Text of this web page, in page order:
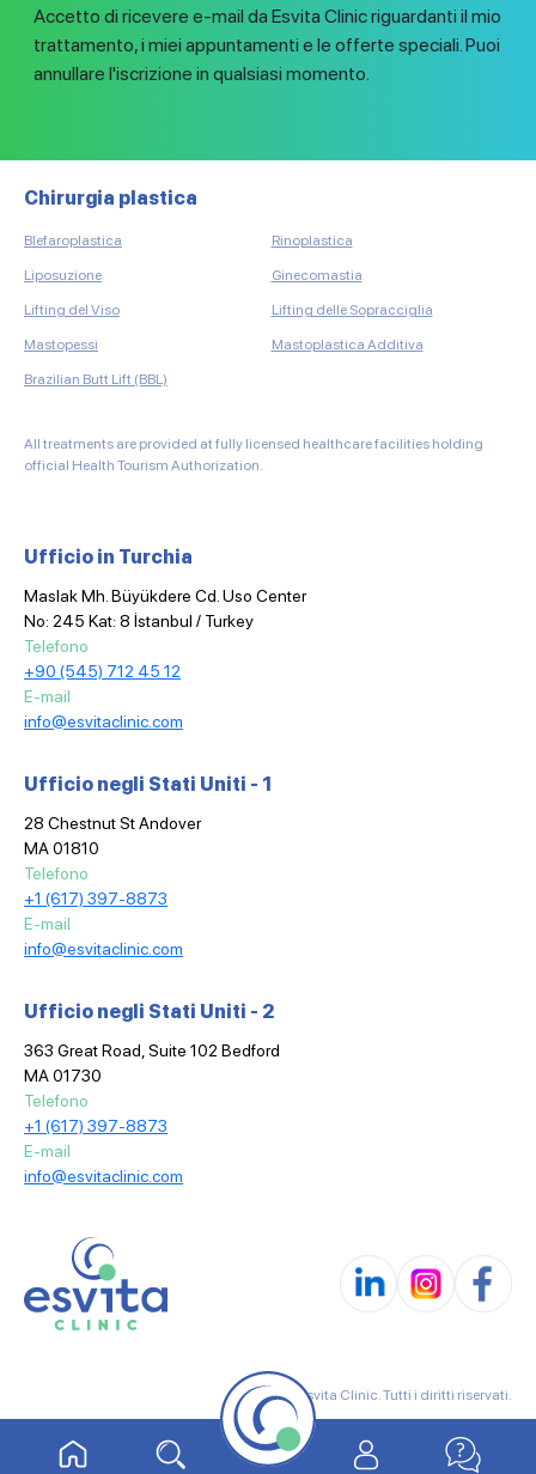
Accetto di ricevere e-mail da Esvita Clinic riguardanti il mio
trattamento, i miei appuntamenti e le offerte speciali. Puoi
annullare l'iscrizione in qualsiasi momento.
Chirurgia plastica
Blefaroplastica Rinoplastica
Liposuzione Ginecomastia
Lifting del Viso Lifting delle Sopracciglia
Mastopessi Mastoplastica Additiva
Brazilian Butt Lift (BBL)
All treatments are provided at fully licensed healthcare facilities holding
official Health Tourism Authorization.
Ufficio in Turchia
Maslak Mh. Büyükdere Cd. Uso Center
No: 245 Kat: 8 İstanbul / Turkey
Telefono
+90 (545) 712 45 12
E-mail
info@esvitaclinic.com
Ufficio negli Stati Uniti - 1
28 Chestnut St Andover
MA 01810
Telefono
+1 (617) 397-8873
E-mail
info@esvitaclinic.com
Ufficio negli Stati Uniti - 2
363 Great Road, Suite 102 Bedford
MA 01730
Telefono
+1 (617) 397-8873
E-mail
info@esvitaclinic.com
© 2025 Esvita Clinic. Tutti i diritti riservati.
Informativa sulla Privacy